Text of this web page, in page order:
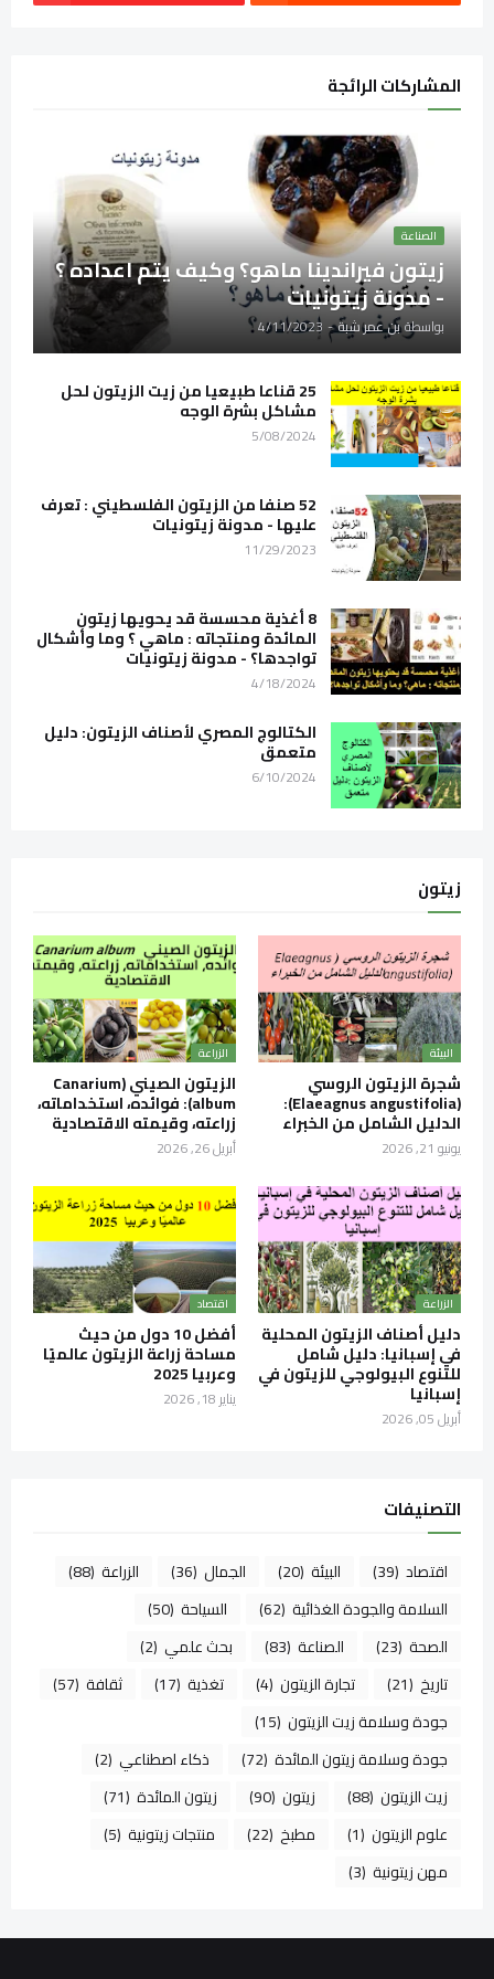
المشاركات الرائجة
الصناعة
زيتون فيراندينا ماهو؟ وكيف يتم اعداده ؟
- مدونة زيتونيات
بواسطةبن عمر شبة-
4/11/2023
25 قناعا طبيعيا من زيت الزيتون لحل
مشاكل بشرة الوجه
5/08/2024
52 صنفا من الزيتون الفلسطيني : تعرف
عليها - مدونة زيتونيات
11/29/2023
8 أغذية محسسة قد يحويها زيتون
المائدة ومنتجاته : ماهي ؟ وما وأشكال
تواجدها؟ - مدونة زيتونيات
4/18/2024
الكتالوج المصري لأصناف الزيتون: دليل
متعمق
6/10/2024
زيتون
البيئة
شجرة الزيتون الروسي
(Elaeagnus angustifolia):
الدليل الشامل من الخبراء
يونيو 21, 2026
الزراعة
الزيتون الصيني (Canarium
album): فوائده، استخداماته،
زراعته، وقيمته الاقتصادية
أبريل 26, 2026
الزراعة
دليل أصناف الزيتون المحلية
في إسبانيا: دليل شامل
للتنوع البيولوجي للزيتون في
إسبانيا
أبريل 05, 2026
اقتصاد
أفضل 10 دول من حيث
مساحة زراعة الزيتون عالميًا
وعربيا 2025
يناير 18, 2026
التصنيفات
اقتصاد (39) البيئة (20) الجمال (36) الزراعة (88)
السلامة والجودة الغذائية (62) السياحة (50)
الصحة (23) الصناعة (83) بحث علمي (2)
تاريخ (21) تجارة الزيتون (4) تغذية (17) ثقافة (57)
جودة وسلامة زيت الزيتون (15)
جودة وسلامة زيتون المائدة (72) ذكاء اصطناعي (2)
زيت الزيتون (88) زيتون (90) زيتون المائدة (71)
علوم الزيتون (1) مطبخ (22) منتجات زيتونية (5)
مهن زيتونية (3)